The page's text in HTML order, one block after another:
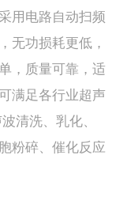
用电路自动扫频
无功损耗更低，
，质量可靠，适
满足各行业超声
清洗、乳化、
粉碎、催化反应